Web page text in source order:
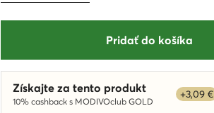
Pridať do košíka
Získajte za tento produkt
10% cashback s MODIVOclub GOLD
+3,09 €